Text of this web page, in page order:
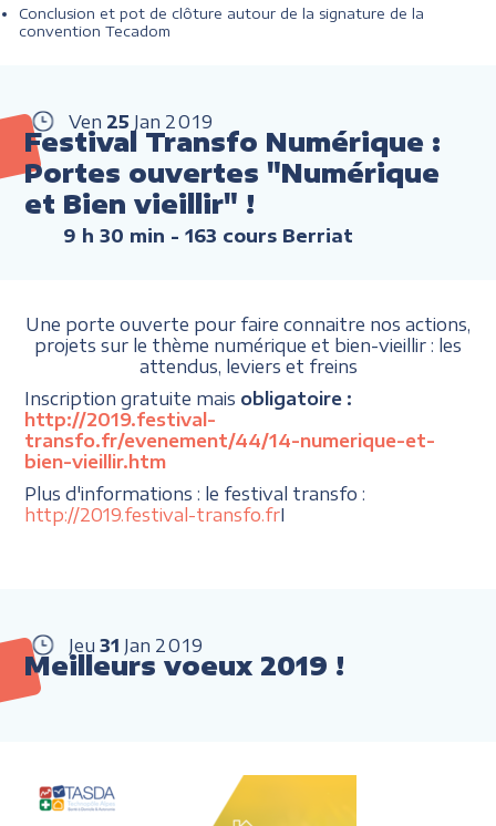
Conclusion et pot de clôture autour de la signature de la
convention Tecadom
Ven 25 Jan 2019
Festival Transfo Numérique :
Portes ouvertes "Numérique
et Bien vieillir" !
9 h 30 min - 163 cours Berriat
Une porte ouverte pour faire connaitre nos actions,
projets sur le thème numérique et bien-vieillir : les
attendus, leviers et freins
Inscription gratuite mais obligatoire :
http://2019.festival-
transfo.fr/evenement/44/14-numerique-et-
bien-vieillir.htm
Plus d'informations : le festival transfo :
http://2019.festival-transfo.frI
Jeu 31 Jan 2019
Meilleurs voeux 2019 !